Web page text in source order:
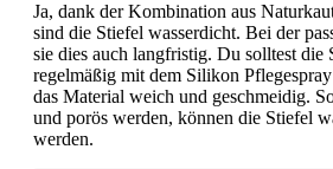
Ja, dank der Kombination aus
sind die Stiefel wasserdicht. Bei der
sie dies auch langfristig. Du solltest die
regelmäßig mit dem Silikon
das Material weich und geschmeidig.
und porös werden, können die Stiefel
werden.